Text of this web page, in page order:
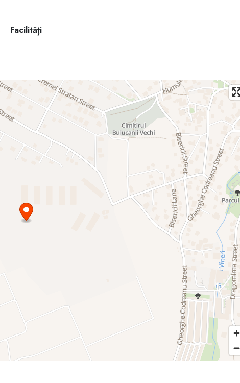
Facilități